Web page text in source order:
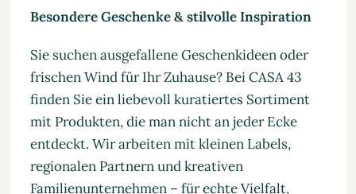
Besondere Geschenke & stilvolle Inspiration
Sie suchen ausgefallene Geschenkideen oder
frischen Wind für Ihr Zuhause? Bei CASA 43
finden Sie ein liebevoll kuratiertes Sortiment
mit Produkten, die man nicht an jeder Ecke
entdeckt. Wir arbeiten mit kleinen Labels,
regionalen Partnern und kreativen
Familienunternehmen – für echte Vielfalt,